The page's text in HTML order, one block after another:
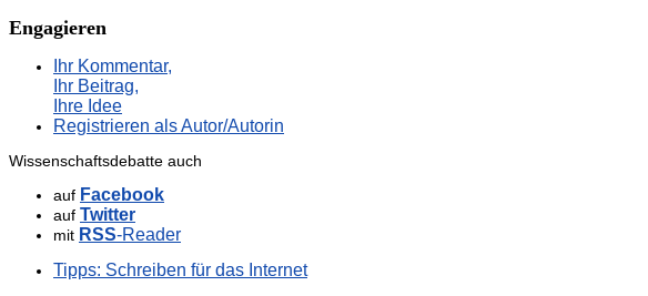
Engagieren
Ihr Kommentar,
Ihr Beitrag,
Ihre Idee
Registrieren als Autor/Autorin
Wissenschaftsdebatte auch
auf Facebook
auf Twitter
mit RSS-Reader
Tipps: Schreiben für das Internet